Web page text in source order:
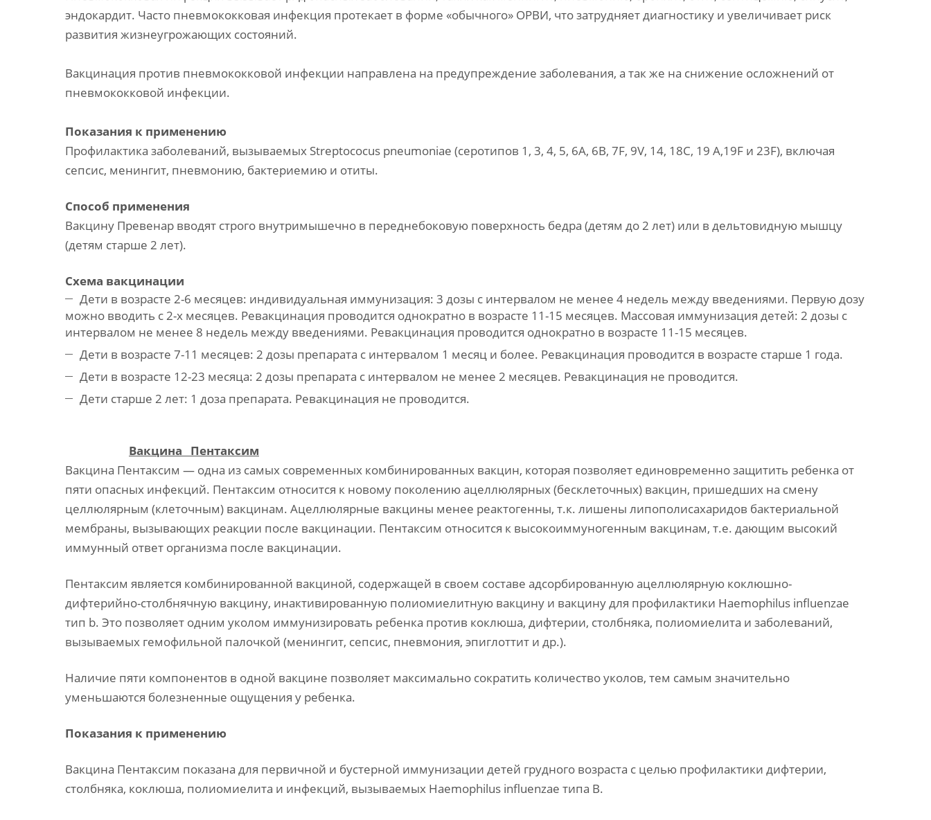
эндокардит. Часто пневмококковая инфекция протекает в форме «обычного» ОРВИ, что затрудняет диагностику и увеличивает риск
развития жизнеугрожающих состояний.
Вакцинация против пневмококковой инфекции направлена на предупреждение заболевания, а так же на снижение осложнений от
пневмококковой инфекции.
Показания к применению
Профилактика заболеваний, вызываемых Streptococus pneumoniae (серотипов 1, 3, 4, 5, 6А, 6В, 7F, 9V, 14, 18С, 19 А,19F и 23F), включая
сепсис, менингит, пневмонию, бактериемию и отиты.
Способ применения
Вакцину Превенар вводят строго внутримышечно в переднебоковую поверхность бедра (детям до 2 лет) или в дельтовидную мышцу
(детям старше 2 лет).
Схема вакцинации
Дети в возрасте 2-6 месяцев: индивидуальная иммунизация: 3 дозы с интервалом не менее 4 недель между введениями. Первую дозу
можно вводить с 2-х месяцев. Ревакцинация проводится однократно в возрасте 11-15 месяцев. Массовая иммунизация детей: 2 дозы с
интервалом не менее 8 недель между введениями. Ревакцинация проводится однократно в возрасте 11-15 месяцев.
Дети в возрасте 7-11 месяцев: 2 дозы препарата с интервалом 1 месяц и более. Ревакцинация проводится в возрасте старше 1 года.
Дети в возрасте 12-23 месяца: 2 дозы препарата с интервалом не менее 2 месяцев. Ревакцинация не проводится.
Дети старше 2 лет: 1 доза препарата. Ревакцинация не проводится.
Вакцина Пентаксим
Вакцина Пентаксим — одна из самых современных комбинированных вакцин, которая позволяет единовременно защитить ребенка от
пяти опасных инфекций. Пентаксим относится к новому поколению ацеллюлярных (бесклеточных) вакцин, пришедших на смену
целлюлярным (клеточным) вакцинам. Ацеллюлярные вакцины менее реактогенны, т.к. лишены липополисахаридов бактериальной
мембраны, вызывающих реакции после вакцинации. Пентаксим относится к высокоиммуногенным вакцинам, т.е. дающим высокий
иммунный ответ организма после вакцинации.
Пентаксим является комбинированной вакциной, содержащей в своем составе адсорбированную ацеллюлярную коклюшно-
дифтерийно-столбнячную вакцину, инактивированную полиомиелитную вакцину и вакцину для профилактики Haemophilus influenzae
тип b. Это позволяет одним уколом иммунизировать ребенка против коклюша, дифтерии, столбняка, полиомиелита и заболеваний,
вызываемых гемофильной палочкой (менингит, сепсис, пневмония, эпиглоттит и др.).
Наличие пяти компонентов в одной вакцине позволяет максимально сократить количество уколов, тем самым значительно
уменьшаются болезненные ощущения у ребенка.
Показания к применению
Вакцина Пентаксим показана для первичной и бустерной иммунизации детей грудного возраста с целью профилактики дифтерии,
столбняка, коклюша, полиомиелита и инфекций, вызываемых Haemophilus influenzae типа B.